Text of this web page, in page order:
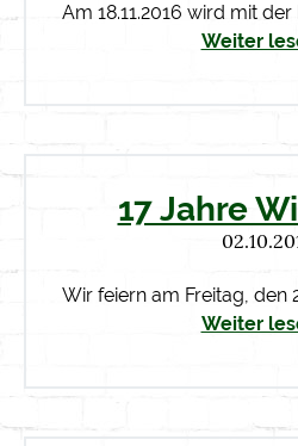
Am 18.11.2016 wird mit
Weiter
17 Jahre
Wir feiern am Freitag, den
Weiter